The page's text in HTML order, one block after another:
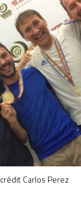
crédit Carlos Perez